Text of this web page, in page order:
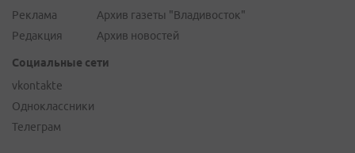
Реклама
Редакция
Архив газеты "Владивосток"
Архив новостей
Социальные сети
vkontakte
Одноклассники
Телеграм